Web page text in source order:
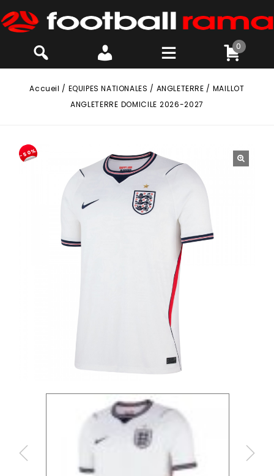
0
Accueil / EQUIPES NATIONALES / ANGLETERRE / MAILLOT
ANGLETERRE DOMICILE 2026-2027
-50%